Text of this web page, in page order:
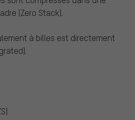
(Zero Stack).
à billes est directement